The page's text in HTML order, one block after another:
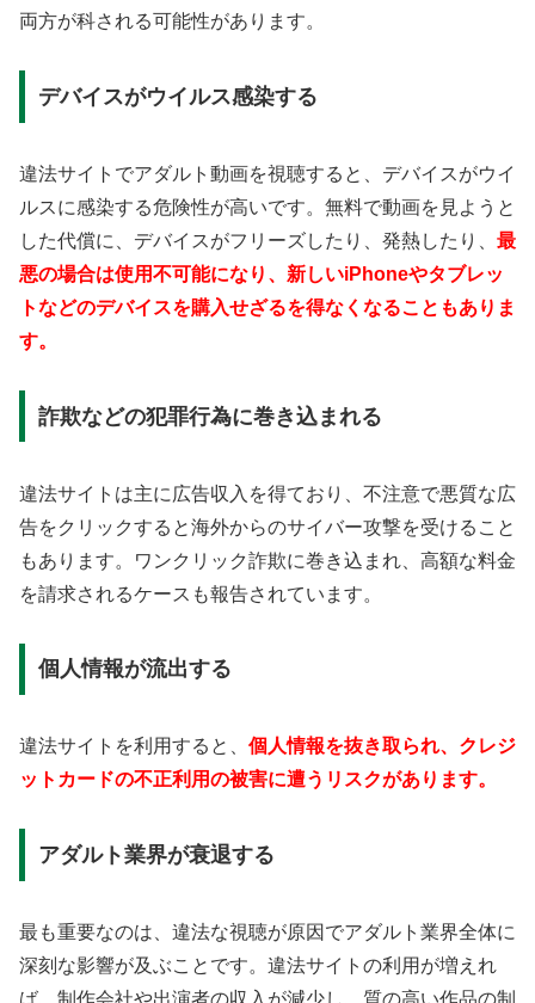
両方が科される可能性があります。
デバイスがウイルス感染する
違法サイトでアダルト動画を視聴すると、デバイスがウイ
ルスに感染する危険性が高いです。無料で動画を見ようと
した代償に、デバイスがフリーズしたり、発熱したり、 最
悪の場合は使用不可能になり、新しいiPhoneやタブレッ
トなどのデバイスを購入せざるを得なくなることもありま
す。
詐欺などの犯罪行為に巻き込まれる
違法サイトは主に広告収入を得ており、不注意で悪質な広
告をクリックすると海外からのサイバー攻撃を受けること
もあります。ワンクリック詐欺に巻き込まれ、高額な料金
を請求されるケースも報告されています。
個人情報が流出する
違法サイトを利用すると、 個人情報を抜き取られ、クレジ
ットカードの不正利用の被害に遭うリスクがあります。
アダルト業界が衰退する
最も重要なのは、違法な視聴が原因でアダルト業界全体に
深刻な影響が及ぶことです。違法サイトの利用が増えれ